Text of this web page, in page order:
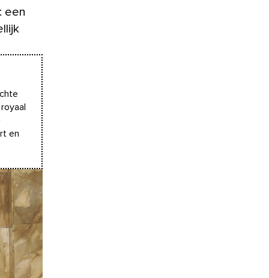
een
en